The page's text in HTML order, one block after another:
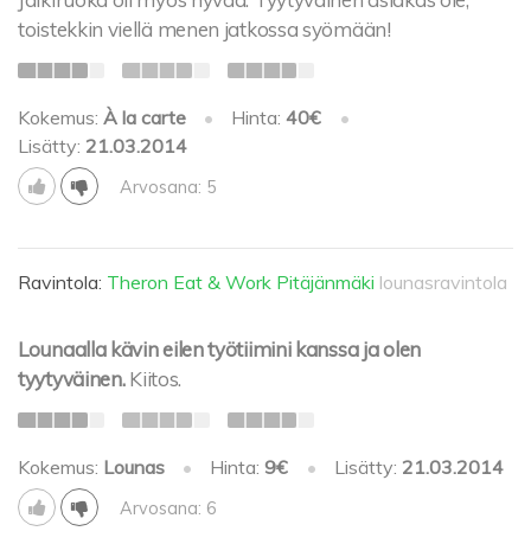
toistekkin viellä menen jatkossa syömään!
Kokemus: À la carte • Hinta:40€
•
Lisätty: 21.03.2014
Arvosana: 5
Ravintola: Theron Eat & Work Pitäjänmäki lounasravintola
Lounaalla kävin eilen työtiimini kanssa ja olen
tyytyväinen. Kiitos.
Kokemus: Lounas • Hinta:9€ • Lisätty: 21.03.2014
Arvosana: 6